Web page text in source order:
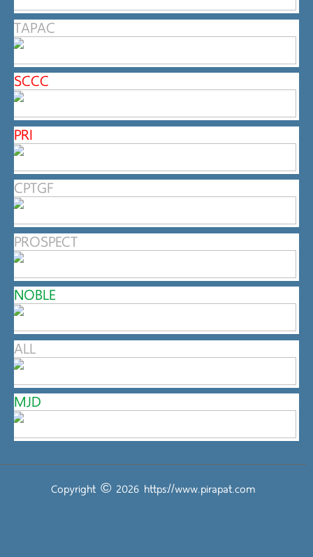
TAPAC
SCCC
PRI
CPTGF
PROSPECT
NOBLE
ALL
MJD
Copyright © 2026 https://www.pirapat.com